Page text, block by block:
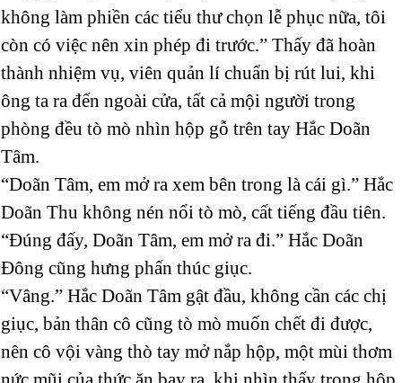
không làm phiền các tiểu thư chọn lễ phục nữa, tôi
còn có việc nên xin phép đi trước.” Thấy đã hoàn
thành nhiệm vụ, viên quản lí chuẩn bị rút lui, khi
ông ta ra đến ngoài cửa, tất cả mội người trong
phòng đều tò mò nhìn hộp gỗ trên tay Hắc Doãn
Tâm.
“Doãn Tâm, em mở ra xem bên trong là cái gì.” Hắc
Doãn Thu không nén nổi tò mò, cất tiếng đầu tiên.
“Đúng đấy, Doãn Tâm, em mở ra đi.” Hắc Doãn
Đông cũng hưng phấn thúc giục.
“Vâng.” Hắc Doãn Tâm gật đầu, không cần các chị
giục, bản thân cô cũng tò mò muốn chết đi được,
nên cô vội vàng thò tay mở nắp hộp, một mùi thơm
nức mũi của thức ăn bay ra, khi nhìn thấy trong hộp